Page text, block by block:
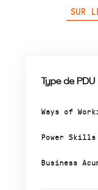
SUR
Type de PDU
Ways of
Power Skills
Business